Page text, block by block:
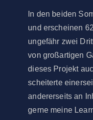
In den beiden
und erscheinen
ungefähr zwei
von großartigen
dieses Projekt
scheiterte
andererseits an
gerne meine